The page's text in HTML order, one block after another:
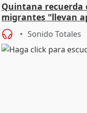
Quintana recuerda
migrantes "llevan
central
Sonido Totales